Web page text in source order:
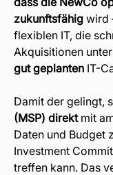
zukunftsfähig wird
flexiblen IT, die
Akquisitionen
gut geplanten IT-
Damit der gelingt,
(MSP) direktmit
Daten und Budget
Investment
treffen kann. Das